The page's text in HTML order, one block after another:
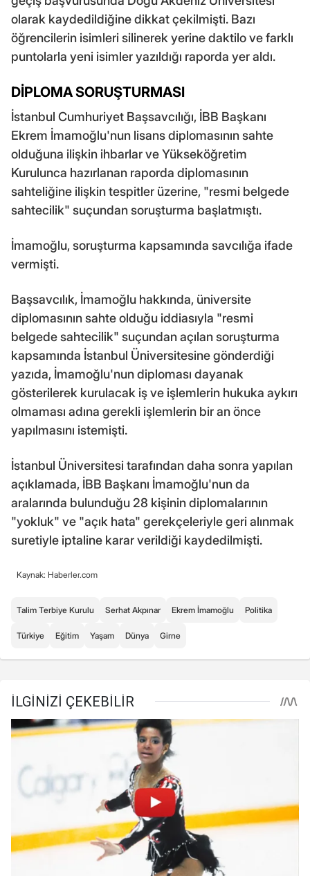
olarak kaydedildiğine dikkat çekilmişti. Bazı
öğrencilerin isimleri silinerek yerine daktilo ve farklı
puntolarla yeni isimler yazıldığı raporda yer aldı.
DİPLOMA SORUŞTURMASI
İstanbul Cumhuriyet Başsavcılığı, İBB Başkanı
Ekrem İmamoğlu'nun lisans diplomasının sahte
olduğuna ilişkin ihbarlar ve Yükseköğretim
Kurulunca hazırlanan raporda diplomasının
sahteliğine ilişkin tespitler üzerine, "resmi belgede
sahtecilik" suçundan soruşturma başlatmıştı.
İmamoğlu, soruşturma kapsamında savcılığa ifade
vermişti.
Başsavcılık, İmamoğlu hakkında, üniversite
diplomasının sahte olduğu iddiasıyla "resmi
belgede sahtecilik" suçundan açılan soruşturma
kapsamında İstanbul Üniversitesine gönderdiği
yazıda, İmamoğlu'nun diploması dayanak
gösterilerek kurulacak iş ve işlemlerin hukuka aykırı
olmaması adına gerekli işlemlerin bir an önce
yapılmasını istemişti.
İstanbul Üniversitesi tarafından daha sonra yapılan
açıklamada, İBB Başkanı İmamoğlu'nun da
aralarında bulunduğu 28 kişinin diplomalarının
"yokluk" ve "açık hata" gerekçeleriyle geri alınmak
suretiyle iptaline karar verildiği kaydedilmişti.
Kaynak: Haberler.com
Talim Terbiye Kurulu Serhat Akpınar Ekrem İmamoğlu Politika
Türkiye Eğitim Yaşam Dünya Girne